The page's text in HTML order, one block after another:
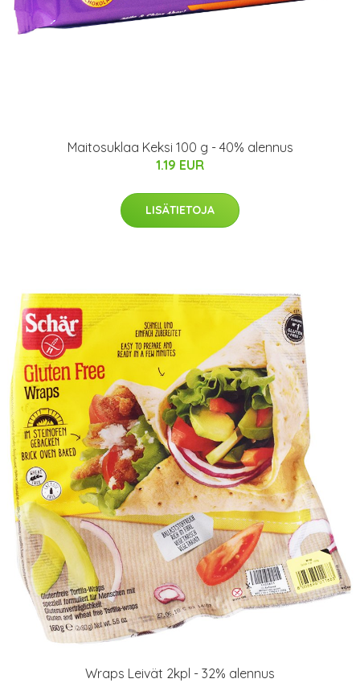
Maitosuklaa Keksi 100 g - 40% alennus
1.19 EUR
LISÄTIETOJA
Wraps Leivät 2kpl - 32% alennus